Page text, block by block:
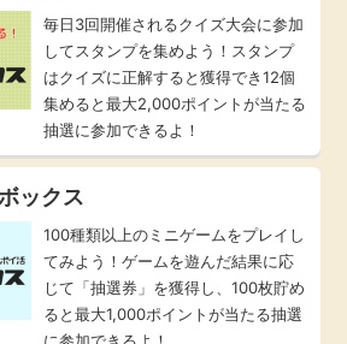
毎日3回開催されるクイズ大会に参加
してスタンプを集めよう！スタンプ
はクイズに正解すると獲得でき12個
集めると最大2,000ポイントが当たる
抽選に参加できるよ！
ックス
100種類以上のミニゲームをプレイし
てみよう！ゲームを遊んだ結果に応
じて「抽選券」を獲得し、100枚貯め
ると最大1,000ポイントが当たる抽選
に参加できるよ！